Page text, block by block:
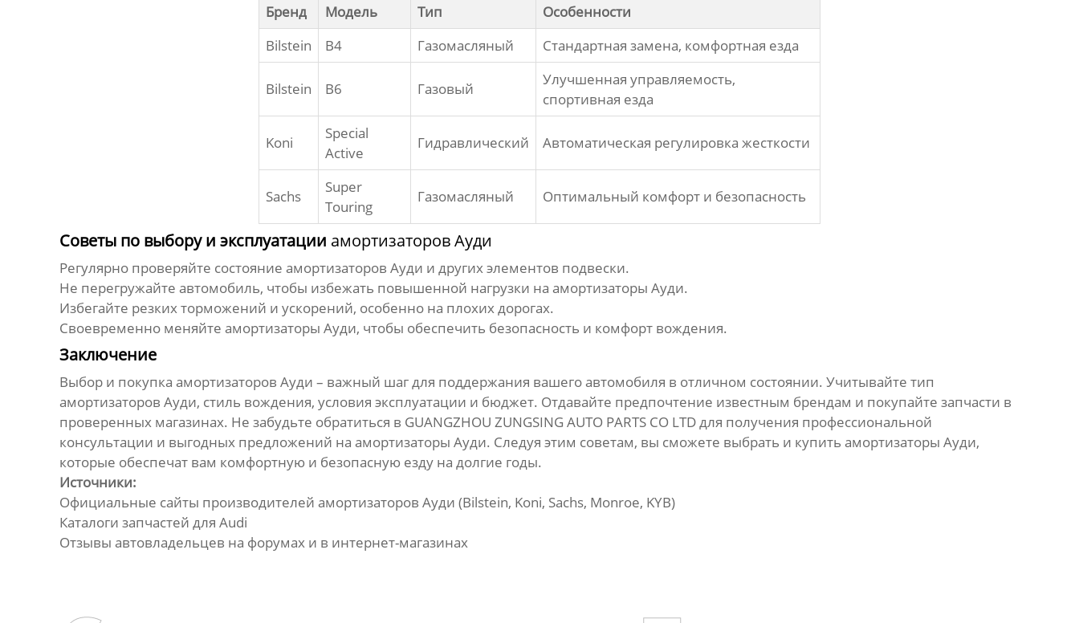
Бренд Модель Тип
Особенности
Bilstein
B4 Газомасляный Стандартная замена, комфортная езда
Bilstein B6 Газовый
Улучшенная управляемость,
спортивная езда
Koni
Special
Active
Гидравлический Автоматическая регулировка жесткости
Sachs
Super
Touring
Газомасляный Оптимальный комфорт и безопасность
Советы по выбору и эксплуатации амортизаторов Ауди
Регулярно проверяйте состояние амортизаторов Ауди и других элементов подвески.
Не перегружайте автомобиль, чтобы избежать повышенной нагрузки на амортизаторы Ауди.
Избегайте резких торможений и ускорений, особенно на плохих дорогах.
Своевременно меняйте амортизаторы Ауди, чтобы обеспечить безопасность и комфорт вождения.
Заключение
Выбор и покупка амортизаторов Ауди – важный шаг для поддержания вашего автомобиля в отличном состоянии. Учитывайте тип
амортизаторов Ауди, стиль вождения, условия эксплуатации и бюджет. Отдавайте предпочтение известным брендам и покупайте запчасти в
проверенных магазинах. Не забудьте обратиться в GUANGZHOU ZUNGSING AUTO PARTS CO LTDдля получения профессиональной
консультации и выгодных предложений на амортизаторы Ауди. Следуя этим советам, вы сможете выбрать и купить амортизаторы Ауди,
которые обеспечат вам комфортную и безопасную езду на долгие годы.
Источники:
Официальные сайты производителей амортизаторов Ауди (Bilstein, Koni, Sachs, Monroe, KYB)
Каталоги запчастей для Audi
Отзывы автовладельцев на форумах и в интернет-магазинах